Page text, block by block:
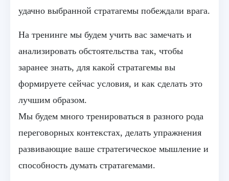
удачно выбранной стратагемы побеждали врага.
На тренинге мы будем учить вас замечать и
анализировать обстоятельства так, чтобы
заранее знать, для какой стратагемы вы
формируете сейчас условия, и как сделать это
лучшим образом.
Мы будем много тренироваться в разного рода
переговорных контекстах, делать упражнения
развивающие ваше стратегическое мышление и
способность думать стратагемами.